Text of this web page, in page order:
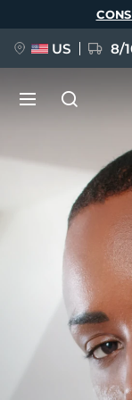
principal
US 8/
NOVIDADE
FAQ™ Pure
BREAKING
issa™ Teeth
Idioma
English
Français
Türkçe